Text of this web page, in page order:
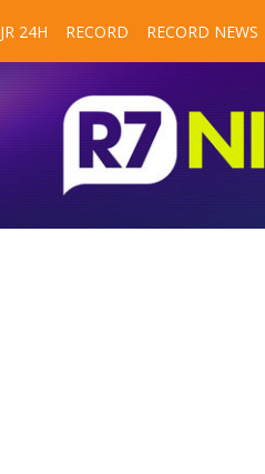
JR 24H RECORD RECORD NEWS